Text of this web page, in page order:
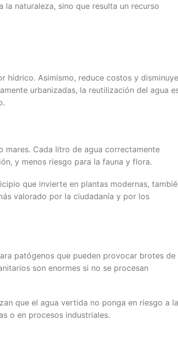
naturaleza, sino que resulta un recurso
hídrico. Asimismo, reduce costos y disminuye
urbanizadas, la reutilización del agua
mares. Cada litro de agua correctamente
y menos riesgo para la fauna y flora.
que invierte en plantas modernas,
valorado por la ciudadanía y por los
patógenos que pueden provocar brotes de
son enormes si no se procesan
que el agua vertida no ponga en riesgo a
o en procesos industriales.